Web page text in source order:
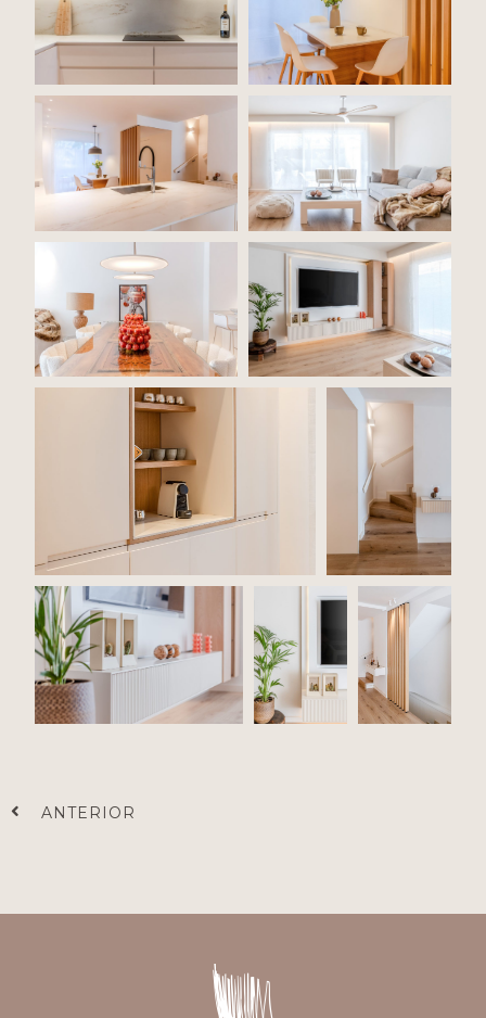
PrevANTERIOR